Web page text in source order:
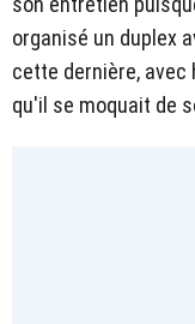
organisé un duplex
cette dernière, avec
qu'il se moquait de